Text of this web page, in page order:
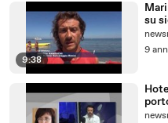
9:38
su
9